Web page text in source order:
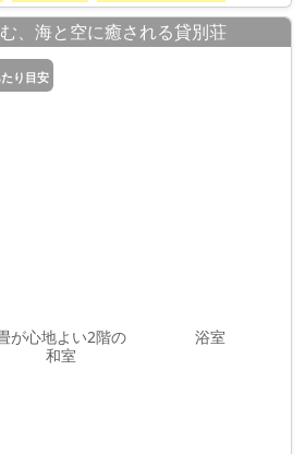
、海と空に癒される貸別荘
り目安
が心地よい2階の
和室
浴室